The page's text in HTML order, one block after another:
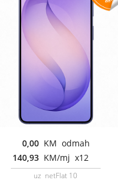
0,00 KM odmah
140,93 KM/mj x12
uz netFlat 10